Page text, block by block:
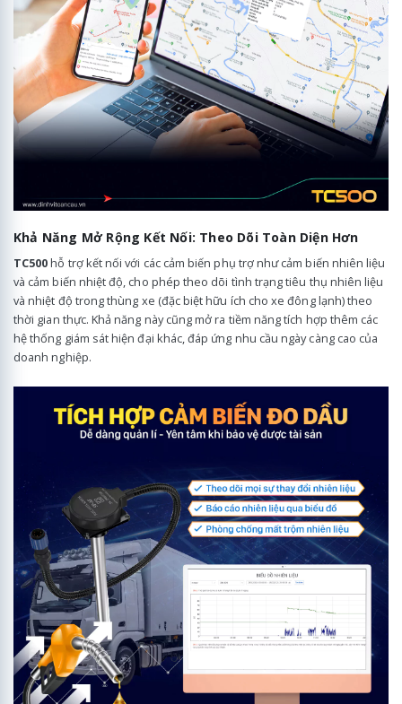
Khả Năng Mở Rộng Kết Nối: Theo Dõi Toàn Diện Hơn
TC500hỗ trợ kết nối với các cảm biến phụ trợ như cảm biến nhiên liệu
và cảm biến nhiệt độ, cho phép theo dõi tình trạng tiêu thụ nhiên liệu
và nhiệt độ trong thùng xe (đặc biệt hữu ích cho xe đông lạnh) theo
thời gian thực. Khả năng này cũng mở ra tiềm năng tích hợp thêm các
hệ thống giám sát hiện đại khác, đáp ứng nhu cầu ngày càng cao của
doanh nghiệp.